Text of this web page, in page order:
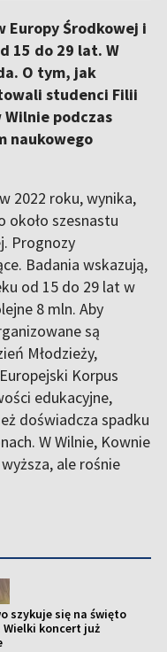
Europy Środkowej i
15 do 29 lat. W
O tym, jak
studenci Filii
podczas
naukowego
2022 roku, wynika,
około szesnastu
Prognozy
Badania wskazują,
od 15 do 29 lat w
8 mln. Aby
są
Młodzieży,
Korpus
edukacyjne,
doświadcza spadku
W Wilnie, Kownie
ale rośnie
szykuje się na święto
Wielki koncert już